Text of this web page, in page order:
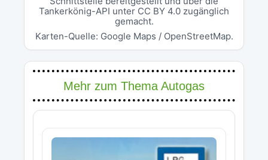
Tankerkönig-API unter CC BY 4.0 zugänglich
gemacht.
Karten-Quelle: Google Maps / OpenStreetMap.
Mehr zum Thema Autogas